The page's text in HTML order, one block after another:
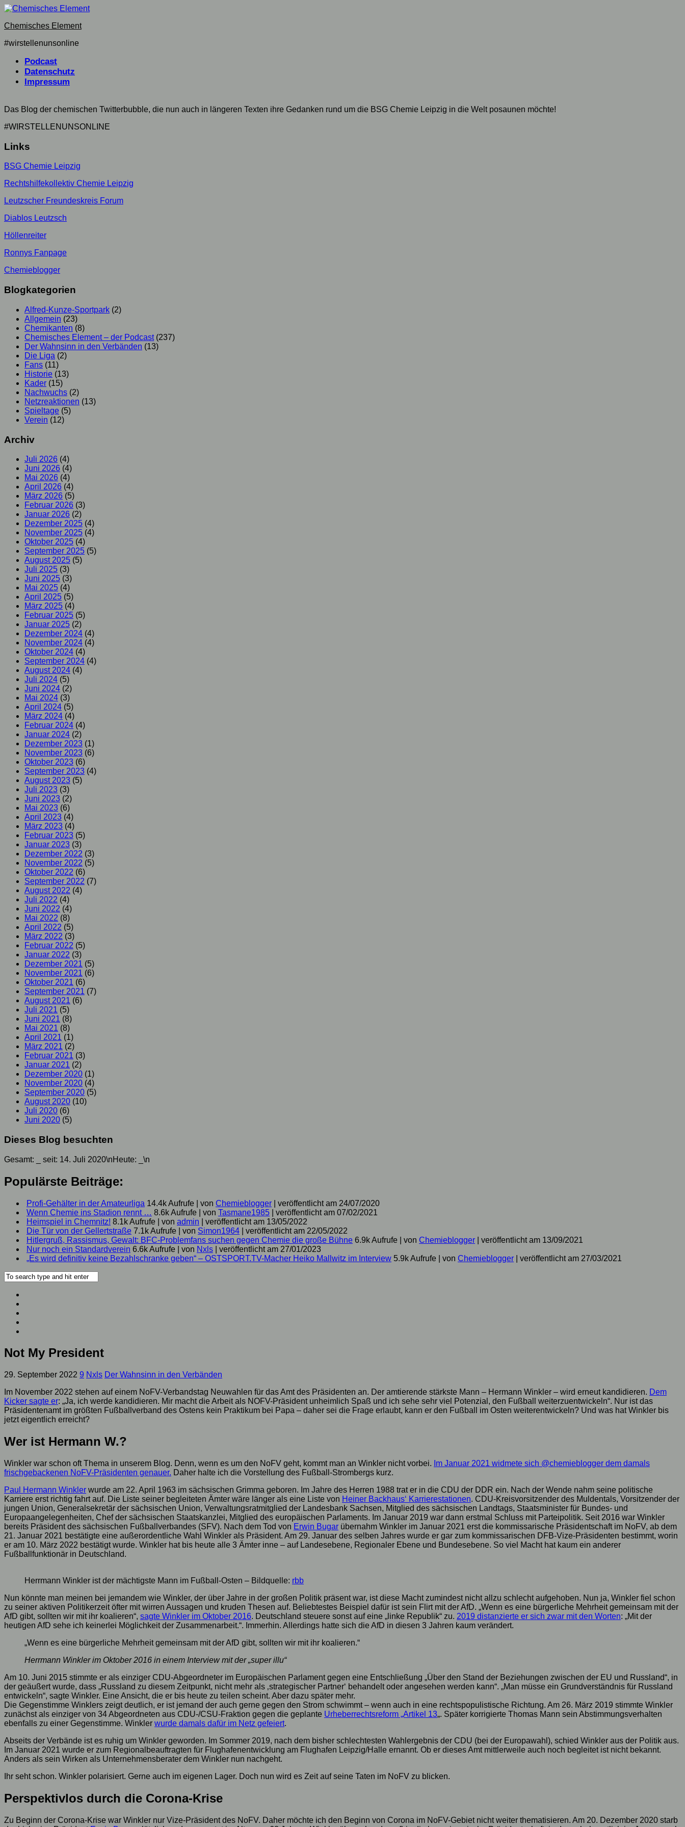
Skip
content
Chemisches Element
#wirstellenunsonline
Podcast
Datenschutz
Impressum
Das Blog der chemischen Twitterbubble, die nun auch in längeren Texten ihre Gedanken rund um die BSG Chemie Leipzig in die Welt posaunen möchte!
#WIRSTELLENUNSONLINE
Links
BSG Chemie Leipzig
Rechtshilfekollektiv Chemie Leipzig
Leutzscher Freundeskreis Forum
Diablos Leutzsch
Höllenreiter
Ronnys Fanpage
Chemieblogger
Blogkategorien
Alfred-Kunze-Sportpark (2)
Allgemein (23)
Chemikanten (8)
Chemisches Element – der Podcast(237)
Der Wahnsinn in den Verbänden (13)
Die Liga (2)
Fans (11)
Historie (13)
Kader (15)
Nachwuchs (2)
Netzreaktionen (13)
Spieltage (5)
Verein (12)
Archiv
Juli 2026 (4)
Juni 2026 (4)
Mai 2026 (4)
April 2026 (4)
März 2026 (5)
Februar 2026 (3)
Januar 2026 (2)
Dezember 2025 (4)
November 2025 (4)
Oktober 2025 (4)
September 2025 (5)
August 2025 (5)
Juli 2025 (3)
Juni 2025 (3)
Mai 2025 (4)
April 2025 (5)
März 2025 (4)
Februar 2025 (5)
Januar 2025 (2)
Dezember 2024 (4)
November 2024 (4)
Oktober 2024 (4)
September 2024 (4)
August 2024 (4)
Juli 2024 (5)
Juni 2024 (2)
Mai 2024 (3)
April 2024 (5)
März 2024 (4)
Februar 2024 (4)
Januar 2024 (2)
Dezember 2023 (1)
November 2023 (6)
Oktober 2023 (6)
September 2023 (4)
August 2023 (5)
Juli 2023 (3)
Juni 2023 (2)
Mai 2023 (6)
April 2023 (4)
März 2023 (4)
Februar 2023 (5)
Januar 2023 (3)
Dezember 2022 (3)
November 2022 (5)
Oktober 2022 (6)
September 2022 (7)
August 2022 (4)
Juli 2022 (4)
Juni 2022 (4)
Mai 2022 (8)
April 2022 (5)
März 2022 (3)
Februar 2022 (5)
Januar 2022 (3)
Dezember 2021 (5)
November 2021 (6)
Oktober 2021 (6)
September 2021 (7)
August 2021 (6)
Juli 2021 (5)
Juni 2021 (8)
Mai 2021 (8)
April 2021 (1)
März 2021 (2)
Februar 2021 (3)
Januar 2021 (2)
Dezember 2020 (1)
November 2020 (4)
September 2020 (5)
August 2020 (10)
Juli 2020 (6)
Juni 2020 (5)
Dieses Blog besuchten
Gesamt: seit: 14. Juli 2020\nHeute: \n
Populärste Beiträge:
Profi-Gehälter in der Amateurliga 14.4k Aufrufe von Chemieblogger
veröffentlicht am 24/07/2020
Wenn Chemie ins Stadion rennt … 8.6k Aufrufe von Tasmane1985
veröffentlicht am 07/02/2021
Heimspiel in Chemnitz! 8.1k Aufrufe von admin
veröffentlicht am 13/05/2022
Die Tür von der Gellertstraße 7.1k Aufrufe von Simon1964
veröffentlicht am 22/05/2022
Hitlergruß, Rassismus, Gewalt: BFC-Problemfans suchen gegen Chemie die große Bühne 6.9k Aufrufe von Chemieblogger
veröffentlicht am 13/09/2021
Nur noch ein Standardverein 6.6k Aufrufe von Nxls
veröffentlicht am 27/01/2023
„Es wird definitiv keine Bezahlschranke geben“ – OSTSPORT.TV-Macher Heiko Mallwitz im Interview 5.9k Aufrufe von Chemieblogger veröffentlicht am 27/03/2021
Not My President
29. September 2022 9 Nxls Der Wahnsinn in den Verbänden
Im November 2022 stehen auf einem NoFV-Verbandstag Neuwahlen für das Amt des Präsidenten an. Der amtierende stärkste Mann – Hermann Winkler – wird erneut kandidieren. Dem
Kicker sagte er: „Ja, ich werde kandidieren. Mir macht die Arbeit als NOFV-Präsident unheimlich Spaß und ich sehe sehr viel Potenzial, den Fußball weiterzuentwickeln“. Nur ist das
Präsidentenamt im größten Fußballverband des Ostens kein Praktikum bei Papa – daher sei die Frage erlaubt, kann er den Fußball im Osten weiterentwickeln? Und was hat Winkler bis
jetzt eigentlich erreicht?
Wer ist Hermann W.?
Winkler war schon oft Thema in unserem Blog. Denn, wenn es um den NoFV geht, kommt man an Winkler nicht vorbei. Im Januar 2021 widmete sich @chemieblogger dem damals
frischgebackenen NoFV-Präsidenten genauer. Daher halte ich die Vorstellung des Fußball-Strombergs kurz.
Paul Hermann Winkler wurde am 22. April 1963 im sächsischen Grimma geboren. Im Jahre des Herren 1988 trat er in die CDU der DDR ein. Nach der Wende nahm seine politische
Karriere erst richtig fahrt auf. Die Liste seiner begleiteten Ämter wäre länger als eine Liste von Heiner Backhaus‘ Karrierestationen. CDU-Kreisvorsitzender des Muldentals, Vorsitzender der
jungen Union, Generalsekretär der sächsischen Union, Verwaltungsratmitglied der Landesbank Sachsen, Mitglied des sächsischen Landtags, Staatsminister für Bundes- und
Europaangelegenheiten, Chef der sächsischen Staatskanzlei, Mitglied des europäischen Parlaments. Im Januar 2019 war dann erstmal Schluss mit Parteipolitik. Seit 2016 war Winkler
bereits Präsident des sächsischen Fußballverbandes (SFV). Nach dem Tod von Erwin Bugar übernahm Winkler im Januar 2021 erst die kommissarische Präsidentschaft im NoFV, ab dem
21. Januar 2021 bestätigte eine außerordentliche Wahl Winkler als Präsident. Am 29. Januar des selben Jahres wurde er gar zum kommissarischen DFB-Vize-Präsidenten bestimmt, worin
er am 10. März 2022 bestätigt wurde. Winkler hat bis heute alle 3 Ämter inne – auf Landesebene, Regionaler Ebene und Bundesebene. So viel Macht hat kaum ein anderer
Fußballfunktionär in Deutschland.
Herrmann Winkler ist der mächtigste Mann im Fußball-Osten – Bildquelle: rbb
Nun könnte man meinen bei jemandem wie Winkler, der über Jahre in der großen Politik präsent war, ist diese Macht zumindest nicht allzu schlecht aufgehoben. Nun ja, Winkler fiel schon
zu seiner aktiven Politikerzeit öfter mit wirren Aussagen und kruden Thesen auf. Beliebtestes Beispiel dafür ist sein Flirt mit der AfD. „Wenn es eine bürgerliche Mehrheit gemeinsam mit der
AfD gibt, sollten wir mit ihr koalieren“, sagte Winkler im Oktober 2016. Deutschland steuere sonst auf eine „linke Republik“ zu. 2019 distanzierte er sich zwar mit den Worten: „Mit der
heutigen AfD sehe ich keinerlei Möglichkeit der Zusammenarbeit.“. Immerhin. Allerdings hatte sich die AfD in diesen 3 Jahren kaum verändert.
„Wenn es eine bürgerliche Mehrheit gemeinsam mit der AfD gibt, sollten wir mit ihr koalieren.“
Herrmann Winkler im Oktober 2016 in einem Interview mit der „super illu“
Am 10. Juni 2015 stimmte er als einziger CDU-Abgeordneter im Europäischen Parlament gegen eine Entschließung „Über den Stand der Beziehungen zwischen der EU und Russland“, in
der geäußert wurde, dass „Russland zu diesem Zeitpunkt, nicht mehr als ‚strategischer Partner‘ behandelt oder angesehen werden kann“. „Man müsse ein Grundverständnis für Russland
entwickeln“, sagte Winkler. Eine Ansicht, die er bis heute zu teilen scheint. Aber dazu später mehr.
Die Gegenstimme Winklers zeigt deutlich, er ist jemand der auch gerne gegen den Strom schwimmt – wenn auch in eine rechtspopulistische Richtung. Am 26. März 2019 stimmte Winkler
zunächst als einziger von 34 Abgeordneten aus CDU-/CSU-Fraktion gegen die geplante Urheberrechtsreform „Artikel 13„. Später korrigierte Thomas Mann sein Abstimmungsverhalten
ebenfalls zu einer Gegenstimme. Winkler wurde damals dafür im Netz gefeiert.
Abseits der Verbände ist es ruhig um Winkler geworden. Im Sommer 2019, nach dem bisher schlechtesten Wahlergebnis der CDU (bei der Europawahl), schied Winkler aus der Politik aus.
Im Januar 2021 wurde er zum Regionalbeauftragten für Flughafenentwicklung am Flughafen Leipzig/Halle ernannt. Ob er dieses Amt mittlerweile auch noch begleitet ist nicht bekannt.
Anders als sein Wirken als Unternehmensberater dem Winkler nun nachgeht.
Ihr seht schon. Winkler polarisiert. Gerne auch im eigenen Lager. Doch nun wird es Zeit auf seine Taten im NoFV zu blicken.
Perspektivlos durch die Corona-Krise
Zu Beginn der Corona-Krise war Winkler nur Vize-Präsident des NoFV. Daher möchte ich den Beginn von Corona im NoFV-Gebiet nicht weiter thematisieren. Am 20. Dezember 2020 starb